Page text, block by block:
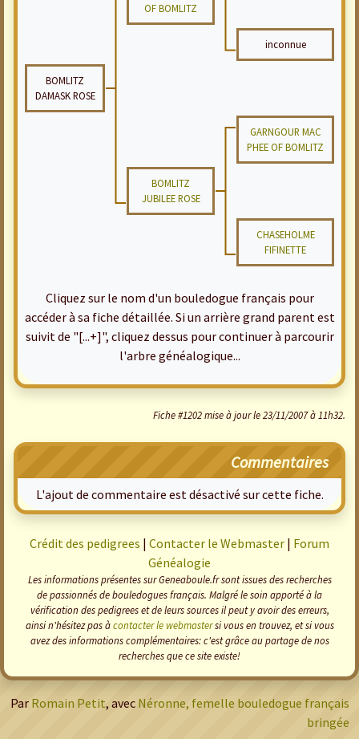
OF BOMLITZ
inconnue
BOMLITZ
DAMASK ROSE
GARNGOUR MAC
PHEE OF BOMLITZ
BOMLITZ
JUBILEE ROSE
CHASEHOLME
FIFINETTE
Cliquez sur le nom d'un bouledogue français pour
accéder à sa fiche détaillée. Si un arrière grand parent est
suivit de "[...+]", cliquez dessus pour continuer à parcourir
l'arbre généalogique...
Fiche #1202 mise à jour le 23/11/2007 à 11h32.
Commentaires
L'ajout de commentaire est désactivé sur cette fiche.
Crédit des pedigrees | Contacter le Webmaster | Forum
Généalogie
Les informations présentes sur Geneaboule.fr sont issues des recherches
de passionnés de bouledogues français. Malgré le soin apporté à la
vérification des pedigrees et de leurs sources il peut y avoir des erreurs,
ainsi n'hésitez pas àcontacter le webmastersi vous en trouvez, et si vous
avez des informations complémentaires: c'est grâce au partage de nos
recherches que ce site existe!
Par Romain Petit, avec Néronne, femelle bouledogue français
bringée